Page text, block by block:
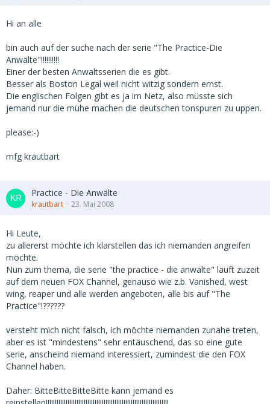
Hi an alle
bin auch auf der suche nach der serie "The Practice-Die
Anwälte"!!!!!!!!!!
Einer der besten Anwaltsserien die es gibt.
Besser als Boston Legal weil nicht witzig sondern ernst.
Die englischen Folgen gibt es ja im Netz, also müsste sich
jemand nur die mühe machen die deutschen tonspuren zu uppen.
please:-)
mfg krautbart
Practice - Die Anwälte
krautbart 23. Mai 2008
Hi Leute,
zu allererst möchte ich klarstellen das ich niemanden angreifen
möchte.
Nun zum thema, die serie "the practice - die anwälte" läuft zuzeit
auf dem neuen FOX Channel, genauso wie z.b. Vanished, west
wing, reaper und alle werden angeboten, alle bis auf "The
Practice"!??????
versteht mich nicht falsch, ich möchte niemanden zunahe treten,
aber es ist "mindestens" sehr entäuschend, das so eine gute
serie, anscheind niemand interessiert, zumindest die den FOX
Channel haben.
Daher: BitteBitteBitteBitte kann jemand es